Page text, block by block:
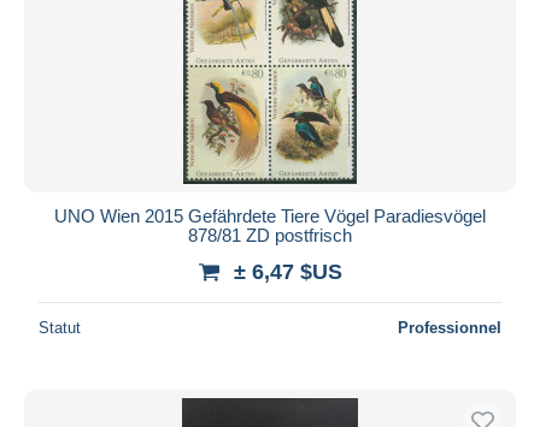
UNO Wien 2015 Gefährdete Tiere Vögel Paradiesvögel
878/81 ZD postfrisch
± 6,47 $US
Statut Professionnel